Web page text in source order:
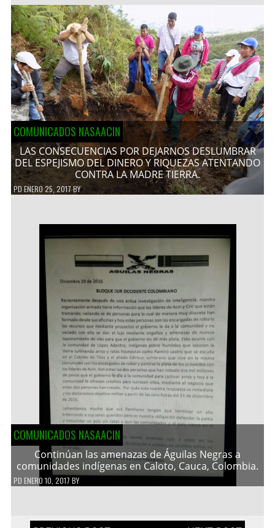
COMUNICADOS NASAACIN
LAS CONSECUENCIAS POR DEJARNOS DESLUMBRAR
DEL ESPEJISMO DEL DINERO Y RIQUEZAS ATENTANDO
CONTRA LA MADRE TIERRA.
PDENERO 25, 2017BY
COMUNICADOS NASAACIN
Continúan las amenazas de Águilas Negras a
comunidades indígenas en Caloto, Cauca, Colombia.
PD ENERO 10, 2017 BY